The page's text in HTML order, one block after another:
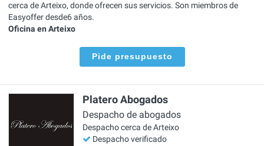
cerca de Arteixo, donde ofrecen sus servicios. Son miembros de
Easyoffer desde6 años.
Oficina en Arteixo
Pide presupuesto
Platero Abogados
Despacho de abogados
Despacho cerca de Arteixo
Despacho verificado